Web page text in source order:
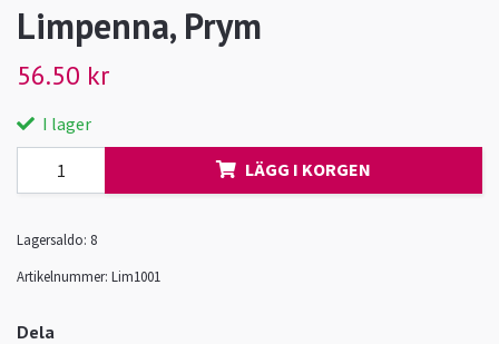
Limpenna, Prym
56.50 kr
I lager
LÄGG I KORGEN
Lagersaldo: 8
Artikelnummer: Lim1001
Dela